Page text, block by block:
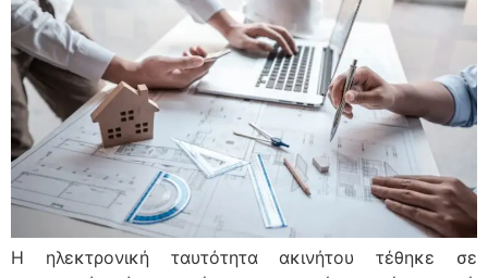
Η ηλεκτρονική ταυτότητα ακινήτου τέθηκε σε